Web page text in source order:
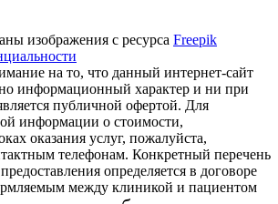
изображения с ресурса Freepik
на то, что данный интернет-сайт
информационный характер и ни при
публичной офертой. Для
информации о стоимости,
оказания услуг, пожалуйста,
телефонам. Конкретный перечень
определяется в договоре
между клиникой и пациентом